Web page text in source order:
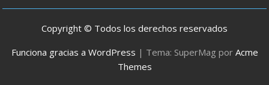
Copyright © Todos los derechos reservados
Funciona gracias a WordPress | Tema: SuperMag por Acme
Themes